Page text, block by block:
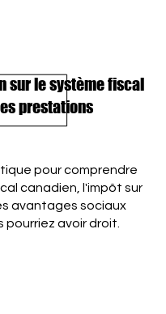
sur le système fiscal
prestations
pour comprendre
canadien, l'impôt sur
avantages sociaux
pourriez avoir droit.